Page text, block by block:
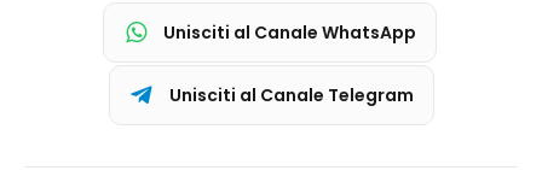
Unisciti al Canale WhatsApp
Unisciti al Canale Telegram